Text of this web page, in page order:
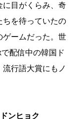
目がくらみ、奇
ちを待っていたの
ゲームだった。世
配信中の韓国ド
行語大賞にもノ
ンヒョク